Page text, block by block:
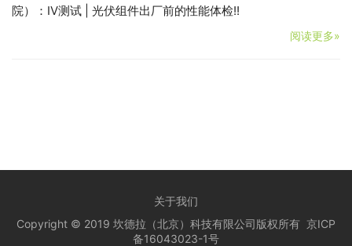
院）：IV测试 | 光伏组件出厂前的性能体检!!
阅读更多»
关于我们
Copyright © 2019 坎德拉（北京）科技有限公司版权所有 京ICP
备16043023-1号